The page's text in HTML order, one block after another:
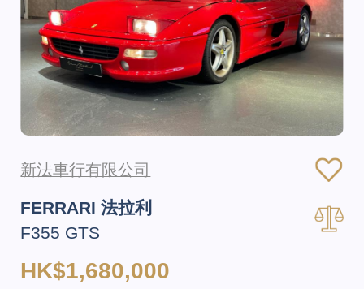
新法車行有限公司
FERRARI 法拉利
F355 GTS
HK$1,680,000